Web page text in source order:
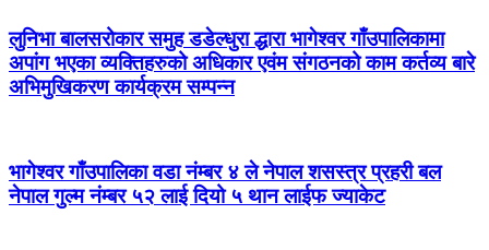
लुनिभा बालसरोकार समुह डडेल्धुरा द्धारा भागेश्वर गाँउपालिकामा
अपांग भएका व्यक्तिहरुको अधिकार एवंम संगठनको काम कर्तव्य बारे
अभिमुखिकरण कार्यक्रम सम्पन्न
भागेश्वर गाँउपालिका वडा नंम्बर ४ ले नेपाल शसस्त्र प्रहरी बल
नेपाल गुल्म नंम्बर ५२ लाई दियो ५ थान लाईफ ज्याकेट